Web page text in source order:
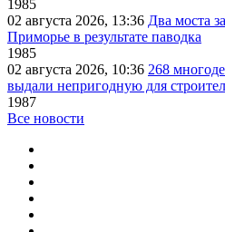
1985
02 августа 2026, 13:36 Два моста
Приморье в результате паводка
1985
02 августа 2026, 10:36 268
выдали непригодную для
1987
Все новости